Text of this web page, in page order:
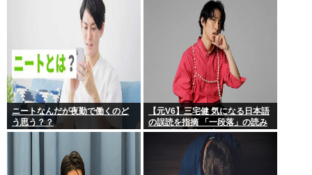
ニートなんだが夜勤で働くのど
う思う？？
【元V6】三宅健 気になる日本語
の誤読を指摘 「一段落」の読み
は？ 「使い方間違ってるんだよ